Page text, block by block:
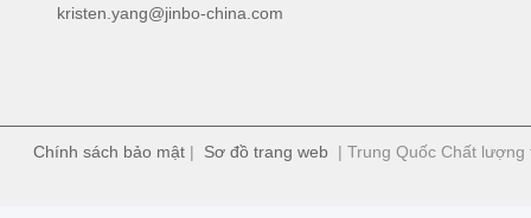
kristen.yang@jinbo-china.com
Chính sách bảo mật | Sơ đồ trang web | Trung Quốc Chất